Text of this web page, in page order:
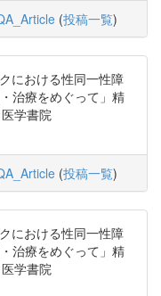
(投稿一覧)
における性同一性障
治療をめぐって」精
学書院
(投稿一覧)
における性同一性障
治療をめぐって」精
学書院